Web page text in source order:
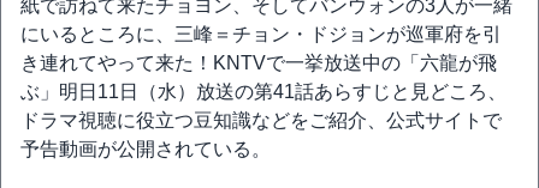
紙で訪ねて来たチョヨン、そしてバンウォンの3人が一緒
にいるところに、三峰＝チョン・ドジョンが巡軍府を引
き連れてやって来た！KNTVで一挙放送中の「六龍が飛
ぶ」明日11日（水）放送の第41話あらすじと見どころ、
ドラマ視聴に役立つ豆知識などをご紹介、公式サイトで
予告動画が公開されている。